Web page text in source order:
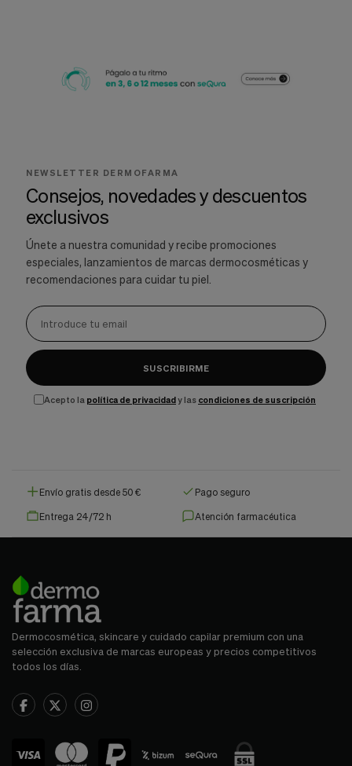
NEWSLETTER DERMOFARMA
Consejos, novedades y descuentos
exclusivos
Únete a nuestra comunidad y recibe promociones
especiales, lanzamientos de marcas dermocosméticas y
recomendaciones para cuidar tu piel.
SUSCRIBIRME
Acepto la política de privacidady las condiciones de suscripción
Envío gratis desde 50 € Pago seguro
Entrega 24/72 h Atención farmacéutica
Dermocosmética, skincare y cuidado capilar premium con una
selección exclusiva de marcas europeas y precios competitivos
todos los días.